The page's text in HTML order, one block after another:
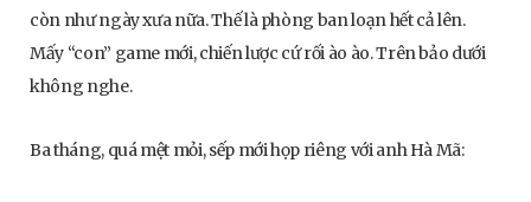
còn như ngày xưa nữa. Thế là phòng ban loạn hết cả lên.
Mấy “con” game mới, chiến lược cứ rối ào ào. Trên bảo dưới
không nghe.
Ba tháng, quá mệt mỏi, sếp mới họp riêng với anh Hà Mã: